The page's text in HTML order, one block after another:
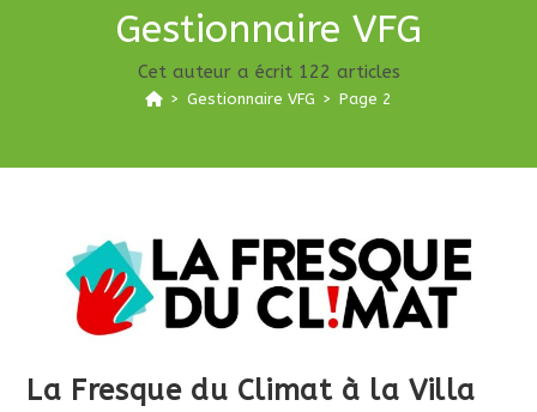
Gestionnaire VFG
Cet auteur a écrit 122 articles
> Gestionnaire VFG > Page 2
La Fresque du Climat à la Villa